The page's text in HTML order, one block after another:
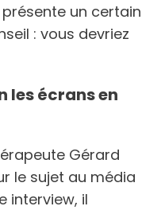
un certain
: vous devriez
écrans en
Gérard
le sujet au média
interview, il